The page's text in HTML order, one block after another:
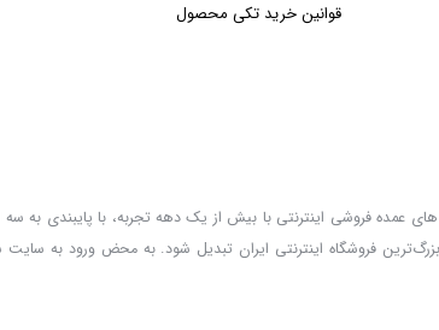
قوانین خرید تکی محصول
فروشگاه اینترنتی ایران تبدیل شود. به محض ورود به سایت